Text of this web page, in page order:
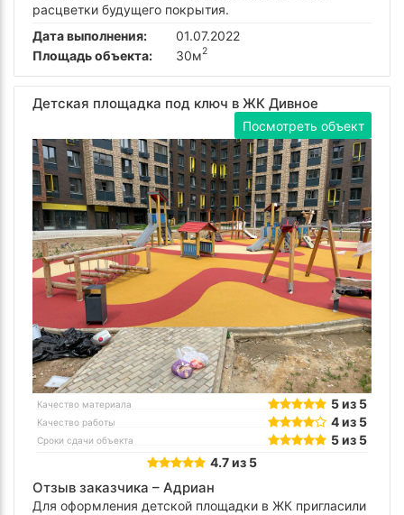
расцветки будущего покрытия.
Дата выполнения:
01.07.2022
Площадь объекта:
30м2
Детская площадка под ключ в ЖК Дивное
Посмотреть объект
Качество материала 5 из 5
Качество работы 4 из 5
Сроки сдачи объекта
5 из 5
4.7 из 5
Отзыв заказчика – Адриан
Для оформления детской площадки в ЖК пригласили